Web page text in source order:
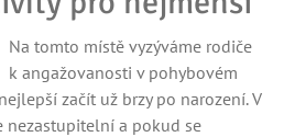
Na tomto místě vyzýváme rodiče
k angažovanosti v pohybovém
začít už brzy po narození. V
a pokud se